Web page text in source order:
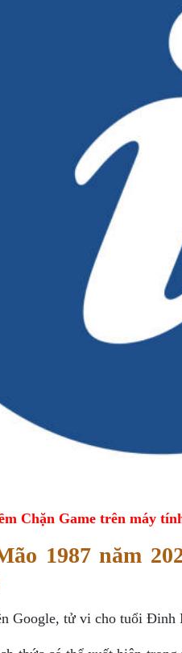
Chặn Game trên máy
1987 năm
Google, tử vi cho tuổi Đinh